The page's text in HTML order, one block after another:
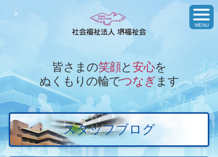
皆さまの笑顔と安心を
ぬくもりの輪でつなぎ ます
toggle
MENU
スタッフブログ